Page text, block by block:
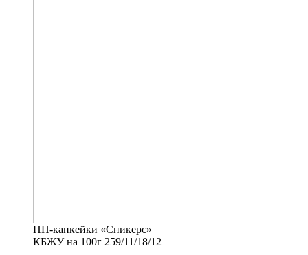
ПП-капкейки «Сникерс»
КБЖУ на 100г 259/11/18/12